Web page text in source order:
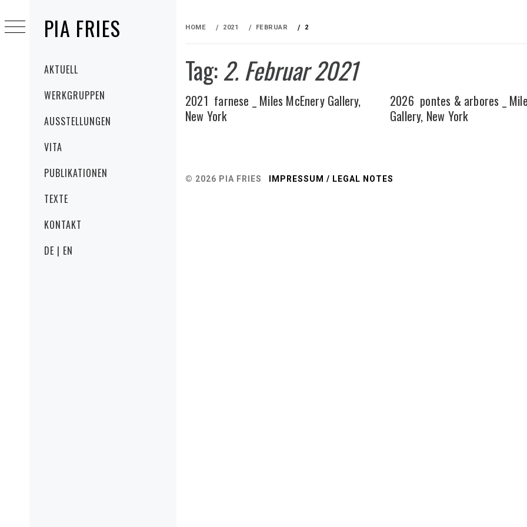
PIA FRIES
MenuAKTUELL
WERKGRUPPEN
AUSSTELLUNGEN
VITA
PUBLIKATIONEN
TEXTE
KONTAKT
DE | EN
to
content
HOME 2021 FEBRUAR 2
Tag:2. Februar 2021
2021 farnese _ Miles McEnery Gallery,
New York
2026 pontes & arbores _
Gallery, New York
© 2026 PIA FRIES IMPRESSUM / LEGAL NOTES